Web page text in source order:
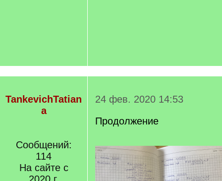
TankevichTatian
a
Сообщений:
114
На сайте с
24 фев. 2020 14:53
Продолжение